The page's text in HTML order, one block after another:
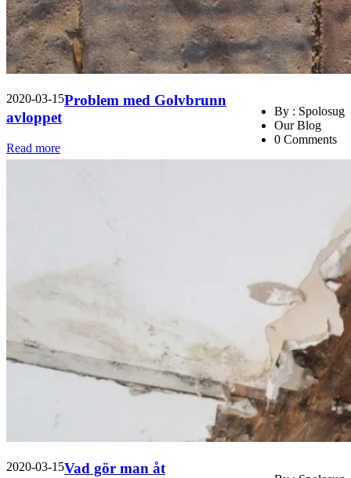
2020-03-15
By : Spolosug
Our Blog
0 Comments
Problem med Golvbrunn
avloppet
Read more
2020-03-15Vad gör man åt